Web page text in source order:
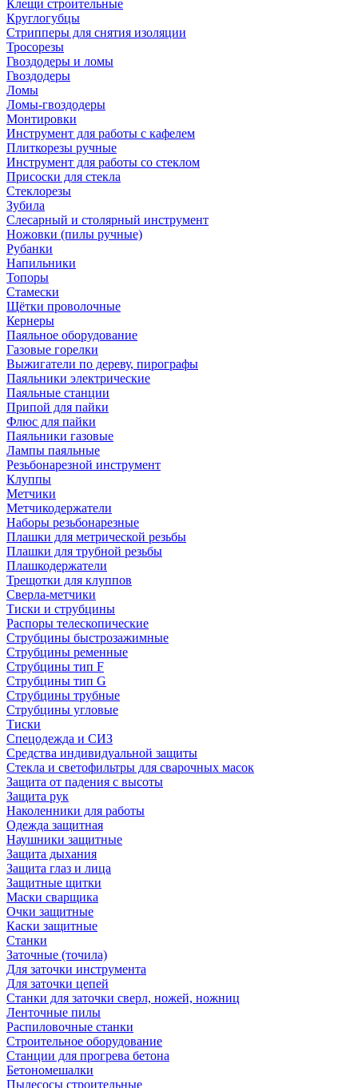
Клещи строительные
Круглогубцы
Стрипперы для снятия изоляции
Тросорезы
Гвоздодеры и ломы
Гвоздодеры
Ломы
Ломы-гвоздодеры
Монтировки
Инструмент для работы с кафелем
Плиткорезы ручные
Инструмент для работы со стеклом
Присоски для стекла
Стеклорезы
Зубила
Слесарный и столярный инструмент
Ножовки (пилы ручные)
Рубанки
Напильники
Топоры
Стамески
Щётки проволочные
Кернеры
Паяльное оборудование
Газовые горелки
Выжигатели по дереву, пирографы
Паяльники электрические
Паяльные станции
Припой для пайки
Флюс для пайки
Паяльники газовые
Лампы паяльные
Резьбонарезной инструмент
Клуппы
Метчики
Метчикодержатели
Наборы резьбонарезные
Плашки для метрической резьбы
Плашки для трубной резьбы
Плашкодержатели
Трещотки для клуппов
Сверла-метчики
Тиски и струбцины
Распоры телескопические
Струбцины быстрозажимные
Струбцины ременные
Струбцины тип F
Струбцины тип G
Струбцины трубные
Струбцины угловые
Тиски
Спецодежда и СИЗ
Средства индивидуальной защиты
Стекла и светофильтры для сварочных масок
Защита от падения с высоты
Защита рук
Наколенники для работы
Одежда защитная
Наушники защитные
Защита дыхания
Защита глаз и лица
Защитные щитки
Маски сварщика
Очки защитные
Каски защитные
Станки
Заточные (точила)
Для заточки инструмента
Для заточки цепей
Станки для заточки сверл, ножей, ножниц
Ленточные пилы
Распиловочные станки
Строительное оборудование
Станции для прогрева бетона
Бетономешалки
Пылесосы строительные